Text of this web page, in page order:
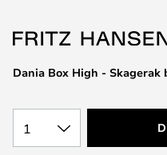
of
the
images
Dania Box High - Skagerak
1